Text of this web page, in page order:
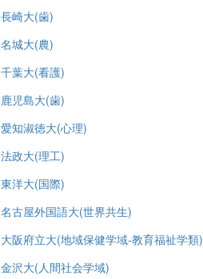
長崎大(歯)
名城大(農)
千葉大(看護)
鹿児島大(歯)
愛知淑徳大(心理)
法政大(理工)
東洋大(国際)
名古屋外国語大(世界共生)
大阪府立大(地域保健学域-教育福祉学類)
金沢大(人間社会学域)